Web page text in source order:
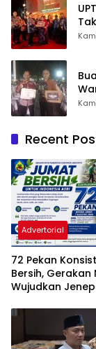
Recent
Advertorial
72 Pekan
Bersih, Gerakan
Wujudkan
ASRI